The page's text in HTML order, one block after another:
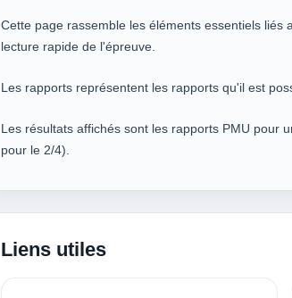
Cette page rassemble les éléments essentiels
lecture rapide de l'épreuve.
Les rapports représentent les rapports qu'il est
Les résultats affichés sont les rapports PMU pour
pour le 2/4).
Liens utiles